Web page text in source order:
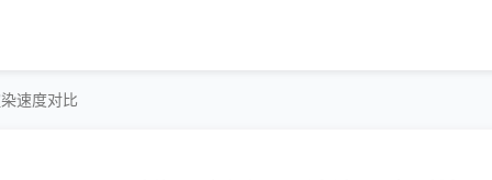
速度对比